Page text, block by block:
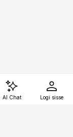
AI Chat Logi sisse